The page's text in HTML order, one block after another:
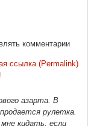
комментарии
ссылка (Permalink)
азарта. В
рулетка.
кидать, если